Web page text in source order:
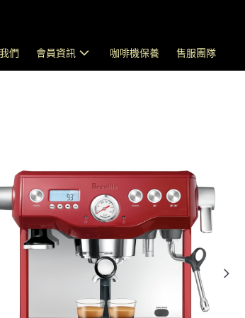
們 會員資訊 咖啡機保養 售服團隊